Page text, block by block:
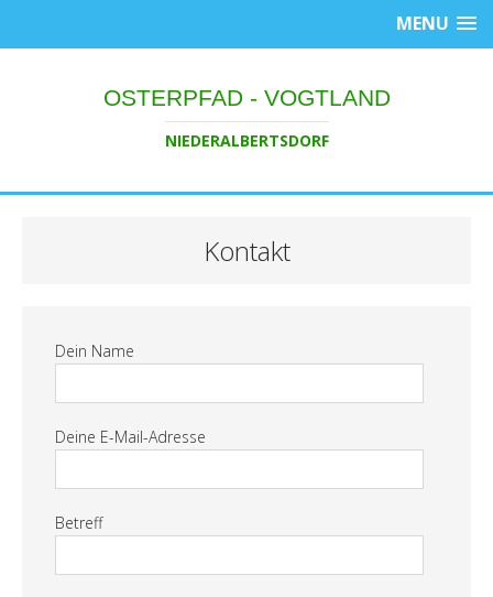
MENU
OSTERPFAD - VOGTLAND
NIEDERALBERTSDORF
Kontakt
Dein Name
Deine E-Mail-Adresse
Betreff